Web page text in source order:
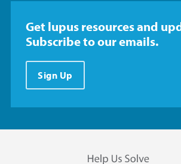
Get lupus resources and
Subscribe to our emails.
Sign Up